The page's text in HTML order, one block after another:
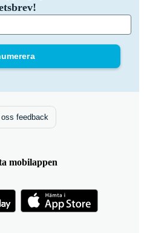
feedback
mobilappen